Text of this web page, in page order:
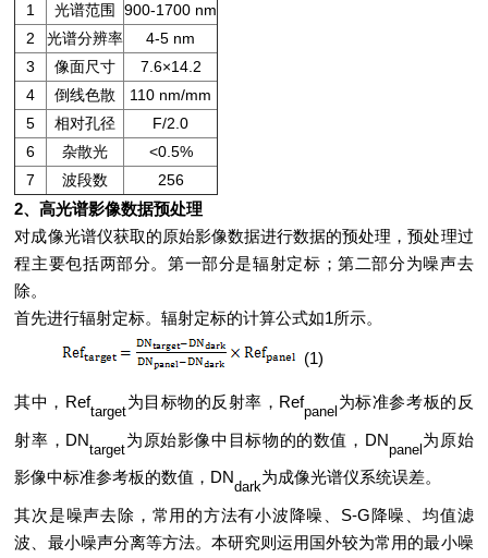
1
光谱范围
900-1700 nm
2
光谱分辨率
4-5 nm
3
像面尺寸
7.6×14.2
4
倒线色散
110 nm/mm
5
相对孔径
F/2.0
6
杂散光
<0.5%
7
波段数 256
2、高光谱影像数据预处理
对成像光谱仪获取的原始影像数据进行数据的预处理，预处理过
程主要包括两部分。第一部分是辐射定标；第二部分为噪声去
除。
首先进行辐射定标。辐射定标的计算公式如1所示。
(1)
其中，Ref
target
为目标物的反射率，Ref
panel
为标准参考板的反
射率，DN
target
为原始影像中目标物的的数值，DN
panel
为原始
影像中标准参考板的数值，DN
dark
为成像光谱仪系统误差。
其次是噪声去除，常用的方法有小波降噪、S-G降噪、均值滤
波、最小噪声分离等方法。本研究则运用国外较为常用的最小噪